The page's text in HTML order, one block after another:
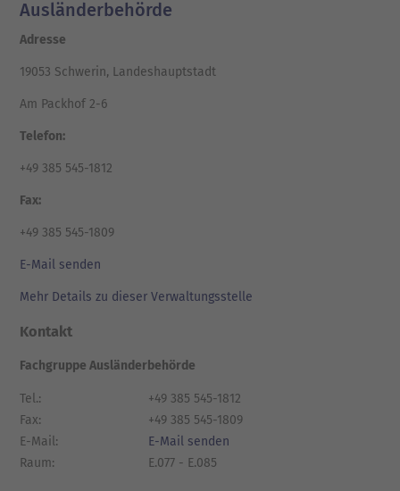
Ausländerbehörde
Adresse
19053 Schwerin, Landeshauptstadt
Am Packhof 2-6
Telefon:
+49 385 545-1812
Fax:
+49 385 545-1809
E-Mail senden
Mehr Details zu dieser Verwaltungsstelle
Kontakt
Fachgruppe Ausländerbehörde
Tel.:
+49 385 545-1812
Fax:
+49 385 545-1809
E-Mail:
E-Mail senden
Raum:
E.077 - E.085